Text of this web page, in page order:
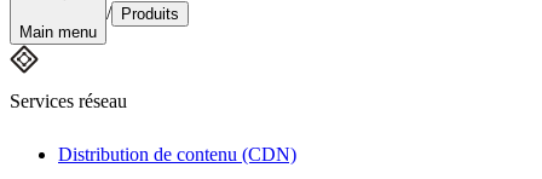
Main menu
/ Produits
Services réseau
Distribution de contenu (CDN)